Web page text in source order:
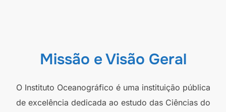
Missão e Visão Geral
O Instituto Oceanográfico é uma instituição pública
de excelência dedicada ao estudo das Ciências do